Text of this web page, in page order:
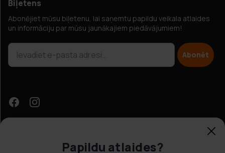
Biļetens
Abonējiet mūsu biļetenu, lai saņemtu papildu veikala atlaides
un informāciju par mūsu jaunākajiem piedāvājumiem!
Abonēt
Papildu atlaides?